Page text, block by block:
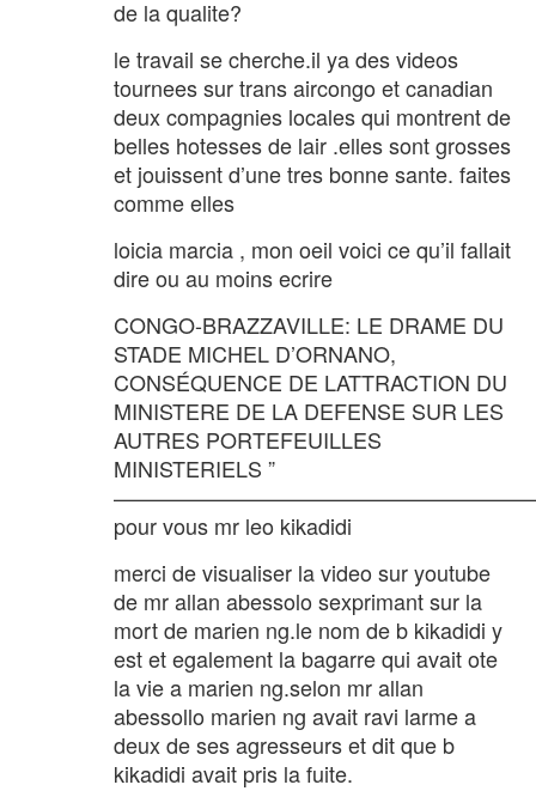
de la qualite?
le travail se cherche.il ya des videos
tournees sur trans aircongo et canadian
deux compagnies locales qui montrent de
belles hotesses de lair .elles sont grosses
et jouissent d’une tres bonne sante. faites
comme elles
loicia marcia , mon oeil voici ce qu’il fallait
dire ou au moins ecrire
CONGO-BRAZZAVILLE: LE DRAME DU
STADE MICHEL D’ORNANO,
CONSÉQUENCE DE LATTRACTION DU
MINISTERE DE LA DEFENSE SUR LES
AUTRES PORTEFEUILLES
MINISTERIELS ”
pour vous mr leo kikadidi
merci de visualiser la video sur youtube
de mr allan abessolo sexprimant sur la
mort de marien ng.le nom de b kikadidi y
est et egalement la bagarre qui avait ote
la vie a marien ng.selon mr allan
abessollo marien ng avait ravi larme a
deux de ses agresseurs et dit que b
kikadidi avait pris la fuite.